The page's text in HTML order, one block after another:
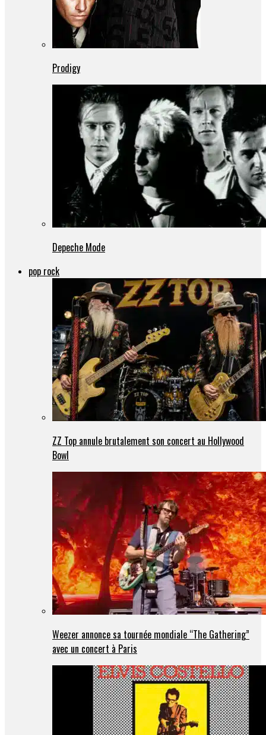
Prodigy
Depeche Mode
pop rock
ZZ Top annule brutalement son concert au Hollywood
Bowl
Weezer annonce sa tournée mondiale “The Gathering”
avec un concert à Paris